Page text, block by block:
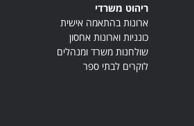
ריהוט משרדי
ארונות בהתאמה אישית
כונניות וארונות אחסון
שולחנות משרד ומנהלים
לוקרים לבתי ספר